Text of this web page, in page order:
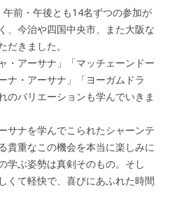
前・午後とも14名ずつの参加が
、今治や四国中央市、また大阪な
だきました。
・アーサナ」「マッチェーンドー
ナ・アーサナ」「ヨーガムドラ
のバリエーションも学んでいきま
サナを学んでこられたシャーンテ
貴重なこの機会を本当に楽しみに
学ぶ姿勢は真剣そのもの。そし
くて軽快で、喜びにあふれた時間